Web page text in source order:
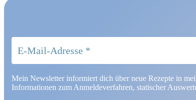
Mein Newsletter informiert dich über neue Rezepte in
Informationen zum Anmeldeverfahren, statischer